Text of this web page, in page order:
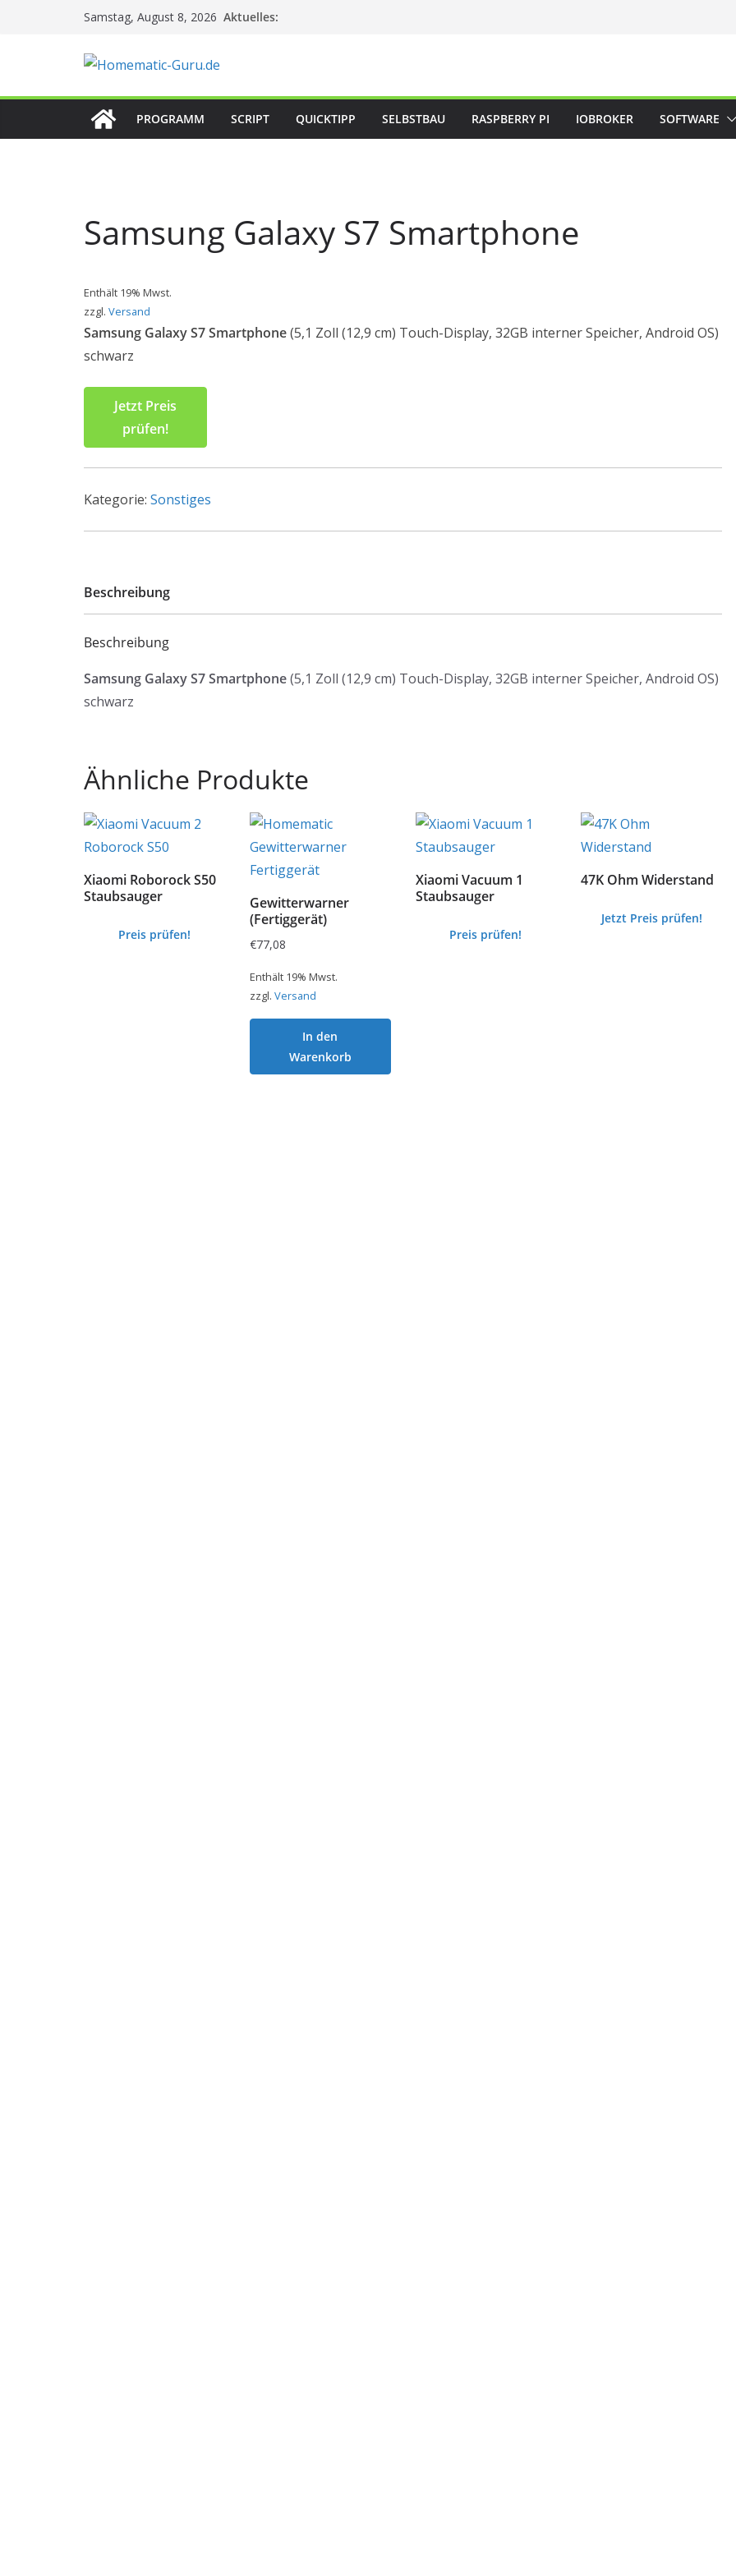
Samstag, August 8, 2026 Aktuelles:
PROGRAMM SCRIPT QUICKTIPP SELBSTBAU RASPBERRY PI IOBROKER SOFTWARE
Samsung Galaxy S7 Smartphone
Enthält 19% Mwst.
zzgl. Versand
Samsung Galaxy S7 Smartphone(5,1 Zoll (12,9 cm) Touch-Display, 32GB interner Speicher, Android OS)
schwarz
Jetzt Preis
prüfen!
Kategorie: Sonstiges
Beschreibung
Beschreibung
Samsung Galaxy S7 Smartphone(5,1 Zoll (12,9 cm) Touch-Display, 32GB interner Speicher, Android OS)
schwarz
Ähnliche Produkte
Xiaomi Roborock S50
Staubsauger
Preis prüfen!
Gewitterwarner
(Fertiggerät)
€77,08
Enthält 19% Mwst.
zzgl. Versand
In den
Warenkorb
Xiaomi Vacuum 1
Staubsauger
Preis prüfen!
47K Ohm Widerstand
Jetzt Preis prüfen!